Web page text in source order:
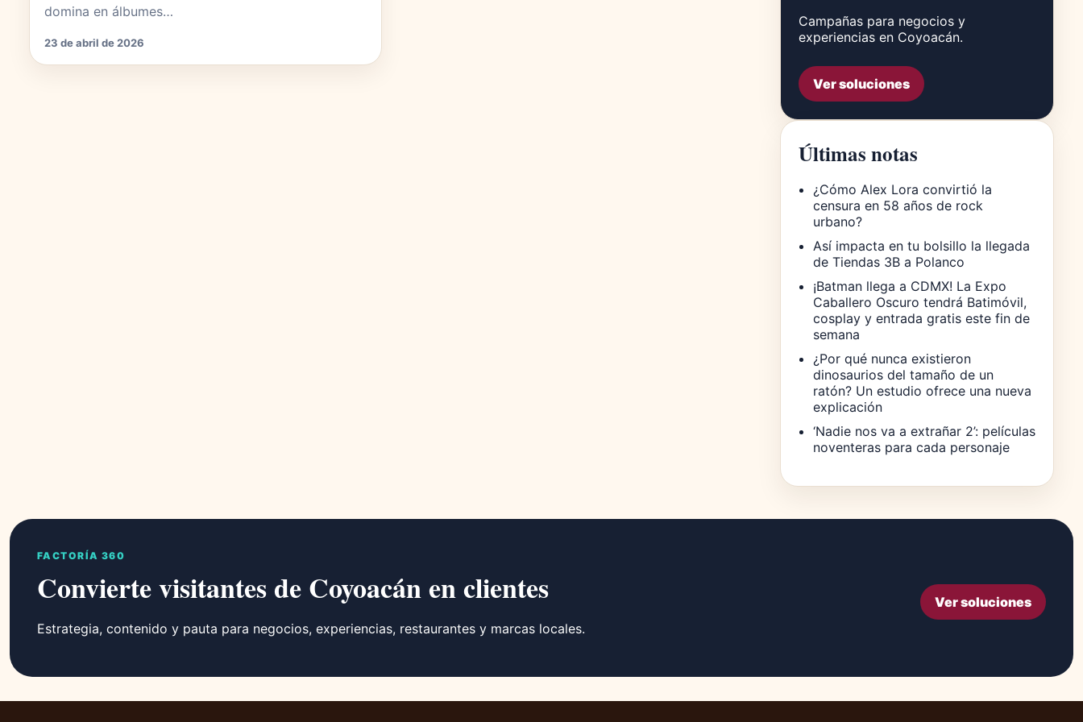
domina en álbumes…
23 de abril de 2026
Campañas para negocios y
experiencias en Coyoacán.
Ver soluciones
Últimas notas
¿Cómo Alex Lora convirtió la
censura en 58 años de rock
urbano?
Así impacta en tu bolsillo la llegada
de Tiendas 3B a Polanco
¡Batman llega a CDMX! La Expo
Caballero Oscuro tendrá Batimóvil,
cosplay y entrada gratis este fin de
semana
¿Por qué nunca existieron
dinosaurios del tamaño de un
ratón? Un estudio ofrece una nueva
explicación
‘Nadie nos va a extrañar 2’: películas
noventeras para cada personaje
FACTORÍA 360
Convierte visitantes de Coyoacán en clientes
Estrategia, contenido y pauta para negocios, experiencias, restaurantes y marcas locales.
Ver soluciones